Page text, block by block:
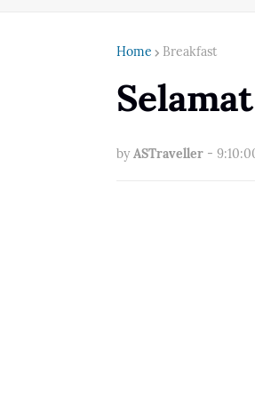
Home Breakfast
by ASTraveller -